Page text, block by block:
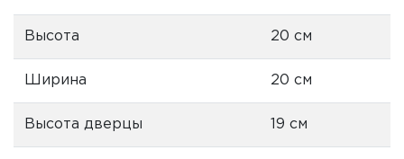
Высота 20 см
Ширина 20 см
Высота дверцы 19 см